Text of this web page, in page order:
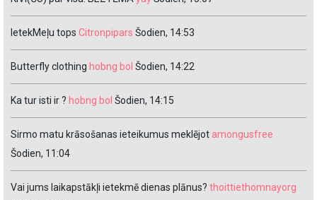
IetekMeļu tops Citronpipars Šodien, 14:53
Butterfly clothing hobng bol Šodien, 14:22
Ka tur isti ir ? hobng bol Šodien, 14:15
Sirmo matu krāsošanas ieteikumus meklējot amongusfree
Šodien, 11:04
Vai jums laikapstākļi ietekmē dienas plānus? thoittiethomnayorg